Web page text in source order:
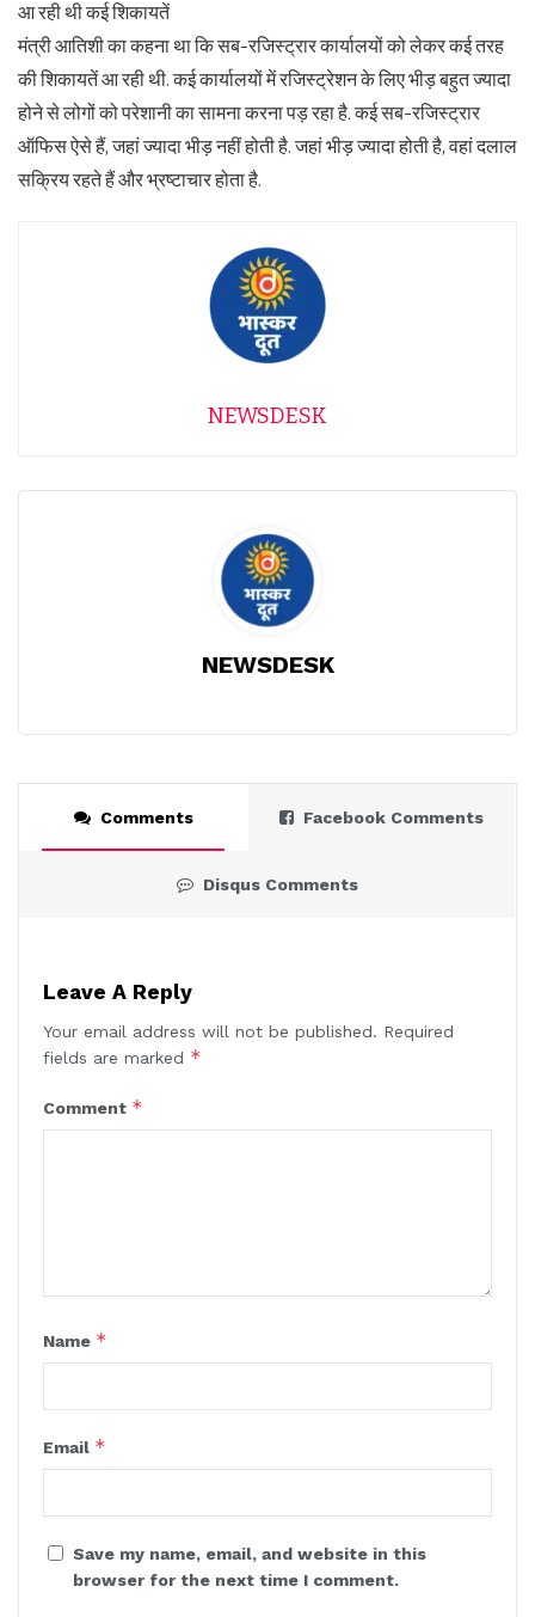
आ रही थी कई शिकायतें
मंत्री आतिशी का कहना था कि सब-रजिस्‍ट्रार कार्यालयों को लेकर कई तरह
की शिकायतें आ रही थी. कई कार्यालयों में रजिस्‍ट्रेशन के लिए भीड़ बहुत ज्‍यादा
होने से लोगों को परेशानी का सामना करना पड़ रहा है. कई सब-रजिस्ट्रार
ऑफिस ऐसे हैं, जहां ज्यादा भीड़ नहीं होती है. जहां भीड़ ज्‍यादा होती है, वहां दलाल
सक्रिय रहते हैं और भ्रष्‍टाचार होता है.
NEWSDESK
NEWSDESK
Comments Facebook Comments
Disqus Comments
Leave A Reply
Your email address will not be published. Required
fields are marked *
Comment *
Name *
Email *
Save my name, email, and website in this
browser for the next time I comment.